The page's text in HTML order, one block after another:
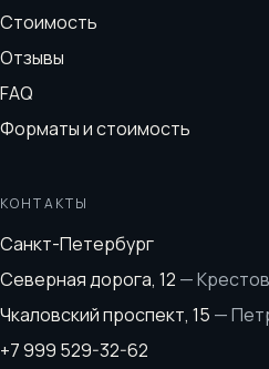
Стоимость
Отзывы
FAQ
Форматы и стоимость
КОНТАКТЫ
Санкт-Петербург
Северная дорога, 12 —
Чкаловский проспект, 15 —
+7 999 529-32-62